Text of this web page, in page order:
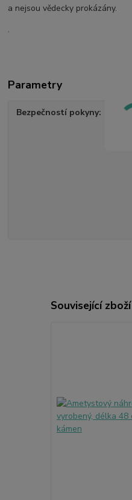
a nejsou vědecky prokázány.
.
Parametry
Bezpečností pokyny
Související zboží